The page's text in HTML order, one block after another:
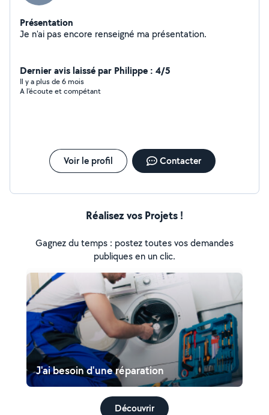
Présentation
Je n'ai pas encore renseigné ma présentation.
Dernier avis laissé par Philippe : 4/5
Il y a plus de 6 mois
A l'écoute et compétant
Voir le profil Contacter
Réalisez vos Projets !
Gagnez du temps : postez toutes vos demandes
publiques en un clic.
J'ai besoin d'une réparation
Découvrir